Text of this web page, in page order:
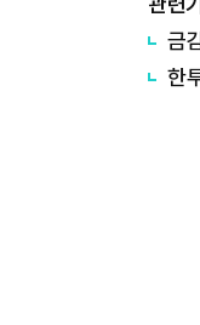
금
한